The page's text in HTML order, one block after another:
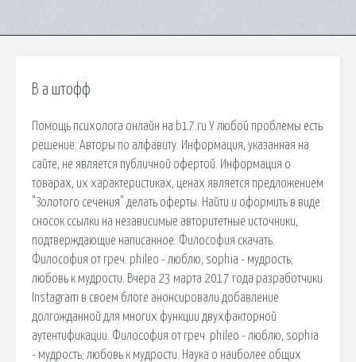
В а штофф
Помощь психолога онлайн на b17.ru У любой проблемы есть
решение. Авторы по алфавиту. Информация, указанная на
сайте, не является публичной офертой. Информация о
товарах, их характеристиках, ценах является предложением
"Золотого сечения" делать оферты. Найти и оформить в виде
сносок ссылки на независимые авторитетные источники,
подтверждающие написанное. Философия скачать.
Философия от греч. phileo - люблю, sophia - мудрость;
любовь к мудрости. Вчера 23 марта 2017 года разработчики
Instagram в своем блоге анонсировали добавление
долгожданной для многих функции двухфакторной
аутентификации. Философия от греч. phileo - люблю, sophia
- мудрость; любовь к мудрости. Наука о наиболее общих